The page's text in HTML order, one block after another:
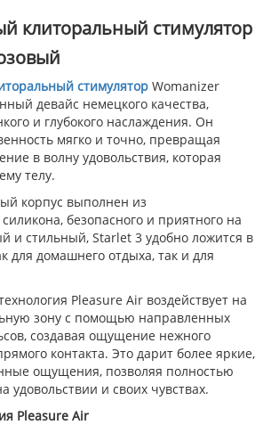
клиторальный стимулятор
стимулятор Womanizer
девайс немецкого качества,
и глубокого наслаждения. Он
мягко и точно, превращая
в волну удовольствия, которая
телу.
корпус выполнен из
безопасного и приятного на
и стильный, Starlet 3 удобно ложится в
для домашнего отдыха, так и для
Pleasure Air воздействует на
зону с помощью направленных
создавая ощущение нежного
контакта. Это дарит более яркие,
ощущения, позволяя полностью
удовольствии и своих чувствах.
Pleasure Air